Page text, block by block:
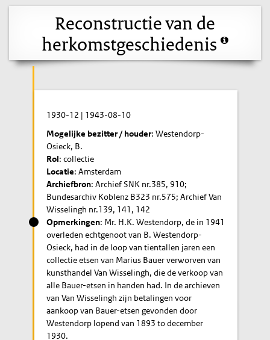
Reconstructie van de
herkomstgeschiedenis
1930-12 | 1943-08-10
Mogelijke bezitter / houder: Westendorp-
Osieck, B.
Rol: collectie
Locatie: Amsterdam
Archiefbron: Archief SNK nr.385, 910;
Bundesarchiv Koblenz B323 nr.575; Archief Van
Wisselingh nr.139, 141, 142
Opmerkingen: Mr. H.K. Westendorp, de in 1941
overleden echtgenoot van B. Westendorp-
Osieck, had in de loop van tientallen jaren een
collectie etsen van Marius Bauer verworven van
kunsthandel Van Wisselingh, die de verkoop van
alle Bauer-etsen in handen had. In de archieven
van Van Wisselingh zijn betalingen voor
aankoop van Bauer-etsen gevonden door
Westendorp lopend van 1893 to december
1930.